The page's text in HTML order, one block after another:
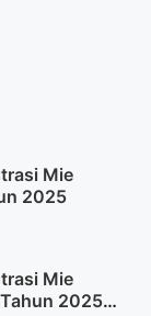
Mie
2025
Mie
2025